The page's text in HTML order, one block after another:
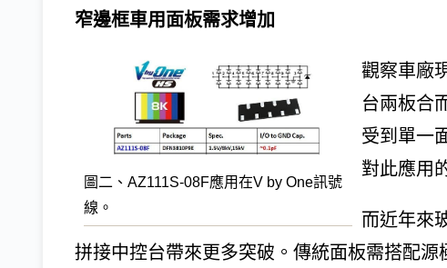
窄邊框車用面板需求增加
圖二、AZ111S-08F應用在V by One訊號
線。
觀察車廠
台兩板合
受到單一
對此應用
而近年來
拼接中控台帶來更多突破。傳統面板需搭配